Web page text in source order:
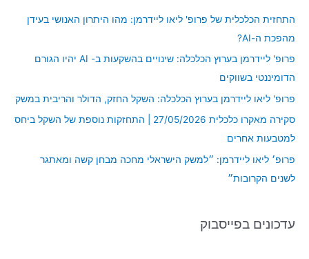
:
התחזית הכלכלית של פרופ' ליאו ליידרמן: מהו היתרון האנושי בעידן
מהפכת ה-AI?
פרופ' ליידרמן בערוץ הכלכלה: שינויים בהשקעות ב- AI יהיו הגורם
הדומיננטי בשווקים
פרופ' ליאו ליידרמן בערוץ הכלכלה: השקל החזק, הדולר והריבית במשק
סקירה מאקרו כלכלית 27/05/2026 | התחזקות נוספת של השקל ביחס
למטבעות אחרים
פרופ׳ ליאו ליידרמן: ״למשק הישראלי מחכה מבחן קשה ומאתגר
לשנים הקרובות״
עדכונים בפייסבוק